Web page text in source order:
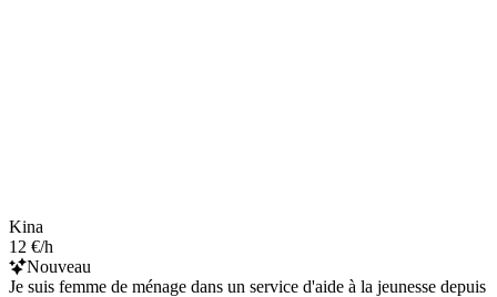
Kina
12 €/h
Nouveau
Je suis femme de ménage dans un service d'aide à la jeunesse depuis